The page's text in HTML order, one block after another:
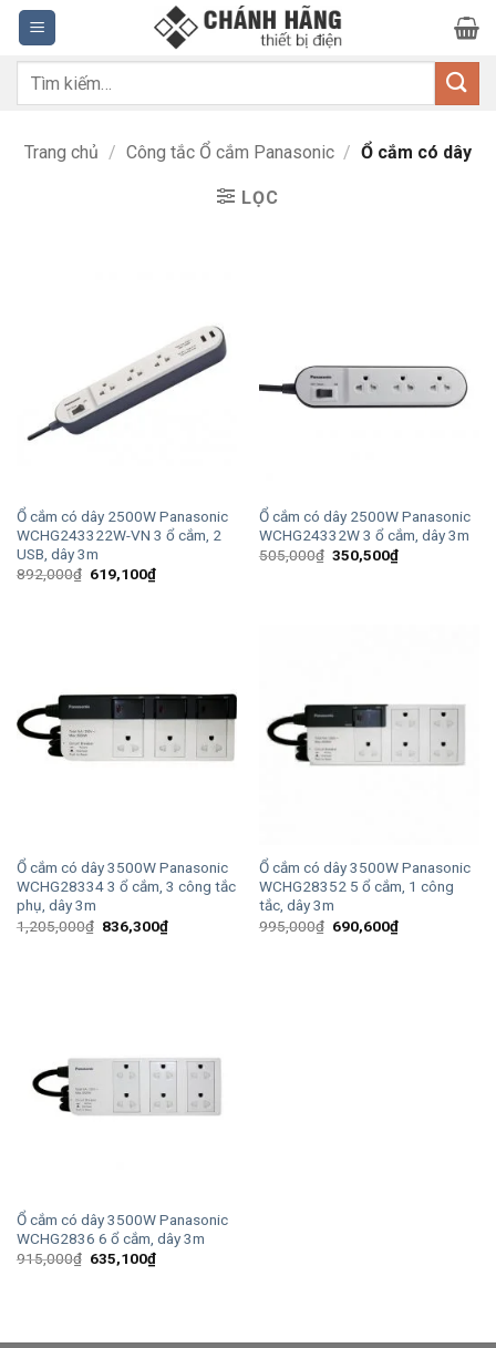
Bỏ
qua
nội
dung
Tìm
Trang chủ / Công tắc Ổ cắm Panasonic / Ổ cắm có dây
LỌC
Ổ cắm có dây 2500W Panasonic
WCHG243322W-VN 3 ổ cắm, 2
USB, dây 3m
892,000₫ Giá
619,100₫Giá
hiện
Ổ cắm có dây 2500W Panasonic
WCHG24332W 3 ổ cắm, dây 3m
505,000₫ Giá
350,500₫Giá
hiện
Ổ cắm có dây 3500W Panasonic
WCHG28334 3 ổ cắm, 3 công tắc
phụ, dây 3m
1,205,000₫ Giá
836,300₫Giá
hiện
Ổ cắm có dây 3500W Panasonic
WCHG28352 5 ổ cắm, 1 công
tắc, dây 3m
995,000₫ Giá
690,600₫Giá
hiện
Ổ cắm có dây 3500W Panasonic
WCHG2836 6 ổ cắm, dây 3m
915,000₫ Giá
635,100₫Giá
hiện